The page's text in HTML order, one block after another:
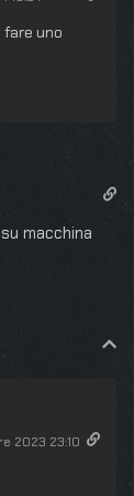
fare uno
macchina
2023 23:10